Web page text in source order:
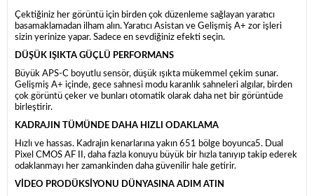
Çektiğiniz her görüntü için birden çok düzenleme sağlayan yaratıcı
basamaklamadan ilham alın. Yaratıcı Asistan ve Gelişmiş A+ zor işleri
sizin yerinize yapar. Sadece en sevdiğiniz efekti seçin.
DÜŞÜK IŞIKTA GÜÇLÜ PERFORMANS
Büyük APS-C boyutlu sensör, düşük ışıkta mükemmel çekim sunar.
Gelişmiş A+ içinde, gece sahnesi modu karanlık sahneleri algılar, birden
çok görüntü çeker ve bunları otomatik olarak daha net bir görüntüde
birleştirir.
KADRAJIN TÜMÜNDE DAHA HIZLI ODAKLAMA
Hızlı ve hassas. Kadrajın kenarlarına yakın 651 bölge boyunca5. Dual
Pixel CMOS AF II, daha fazla konuyu büyük bir hızla tanıyıp takip ederek
odaklanmayı her zamankinden daha güvenilir hale getirir.
VİDEO PRODÜKSİYONU DÜNYASINA ADIM ATIN